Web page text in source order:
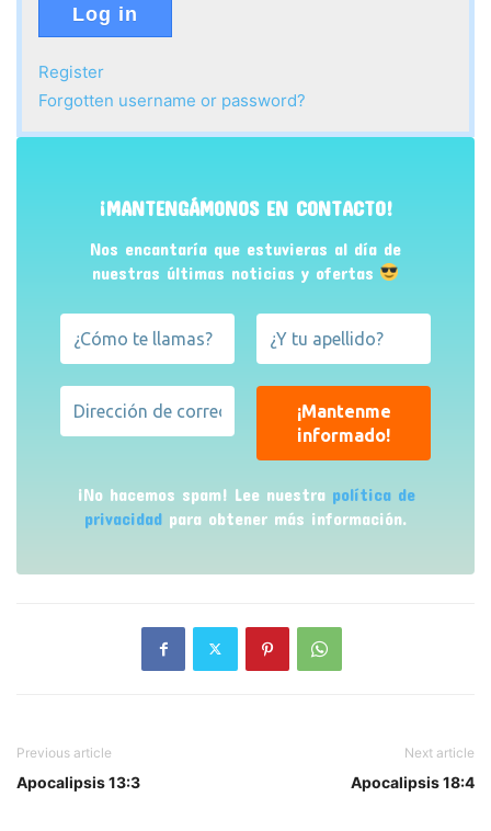
Log in
Register
Forgotten username or password?
¡MANTENGÁMONOS EN CONTACTO!
Nos encantaría que estuvieras al día de
nuestras últimas noticias y ofertas
¡No hacemos spam! Lee nuestra política de
privacidad para obtener más información.
Previous article
Apocalipsis 13:3
Next article
Apocalipsis 18:4